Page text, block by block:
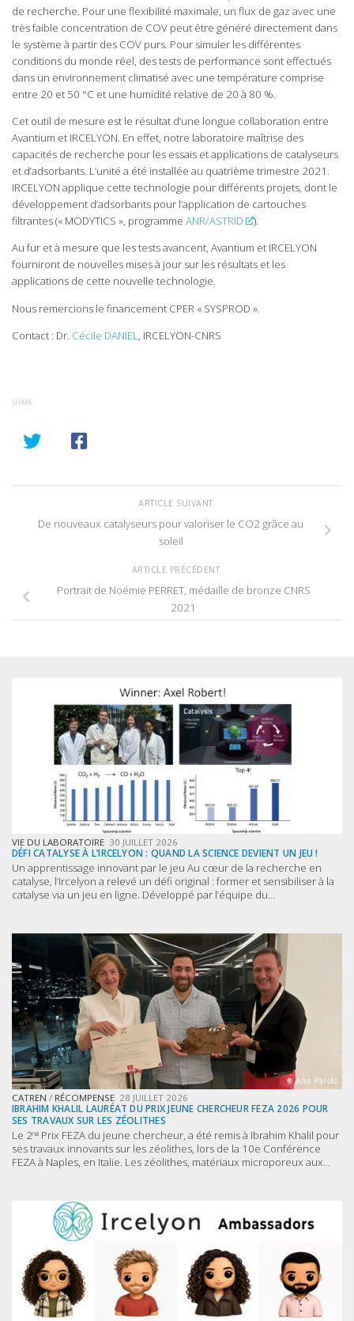
de recherche. Pour une flexibilité maximale, un flux de gaz avec une
très faible concentration de COV peut être généré directement dans
le système à partir des COV purs. Pour simuler les différentes
conditions du monde réel, des tests de performance sont effectués
dans un environnement climatisé avec une température comprise
entre 20 et 50 °C et une humidité relative de 20 à 80 %.
Cet outil de mesure est le résultat d’une longue collaboration entre
Avantium et IRCELYON. En effet, notre laboratoire maîtrise des
capacités de recherche pour les essais et applications de catalyseurs
et d’adsorbants. L’unité a été installée au quatrième trimestre 2021.
IRCELYON applique cette technologie pour différents projets, dont le
développement d’adsorbants pour l’application de cartouches
filtrantes (« MODYTICS », programme ANR/ASTRID
).
Au fur et à mesure que les tests avancent, Avantium et IRCELYON
fourniront de nouvelles mises à jour sur les résultats et les
applications de cette nouvelle technologie.
Nous remercions le financement CPER « SYSPROD ».
Contact : Dr. Cécile DANIEL, IRCELYON-CNRS
SHARE
ARTICLE SUIVANT
De nouveaux catalyseurs pour valoriser le CO2 grâce au
soleil
ARTICLE PRÉCÉDENT
Portrait de Noémie PERRET, médaille de bronze CNRS
2021
VIE DU LABORATOIRE 30 JUILLET 2026
DÉFI CATALYSE À L’IRCELYON : QUAND LA SCIENCE DEVIENT UN JEU !
Un apprentissage innovant par le jeu Au cœur de la recherche en
catalyse, l’Ircelyon a relevé un défi original : former et sensibiliser à la
catalyse via un jeu en ligne. Développé par l’équipe du...
CATREN / RÉCOMPENSE 28 JUILLET 2026
IBRAHIM KHALIL LAURÉAT DU PRIX JEUNE CHERCHEUR FEZA 2026 POUR
SES TRAVAUX SUR LES ZÉOLITHES
Le 2ⁿᵈ Prix FEZA du jeune chercheur, a été remis à Ibrahim Khalil pour
ses travaux innovants sur les zéolithes, lors de la 10e Conférence
FEZA à Naples, en Italie. Les zéolithes, matériaux microporeux aux...